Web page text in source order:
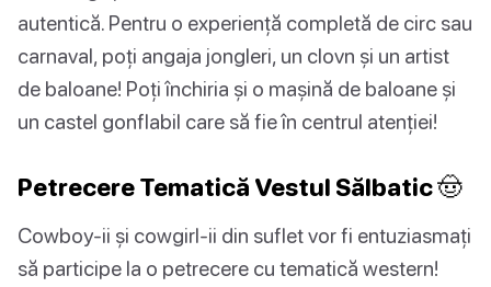
autentică. Pentru o experiență completă de circ sau
carnaval, poți angaja jongleri, un clovn și un artist
de baloane! Poți închiria și o mașină de baloane și
un castel gonflabil care să fie în centrul atenției!
Petrecere Tematică Vestul Sălbatic 🤠
Cowboy-ii și cowgirl-ii din suflet vor fi entuziasmați
să participe la o petrecere cu tematică western!